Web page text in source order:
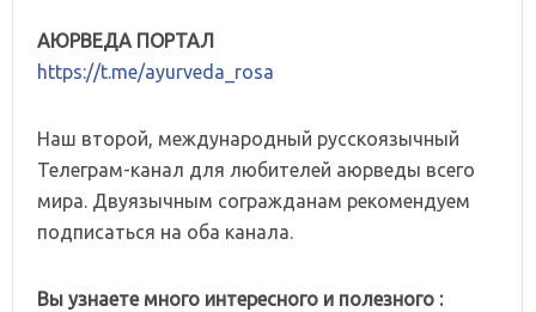
АЮРВЕДА ПОРТАЛ
https://t.me/ayurveda_rosa
Наш второй, международный русскоязычный
Телеграм-канал для любителей аюрведы всего
мира. Двуязычным согражданам рекомендуем
подписаться на оба канала.
Вы узнаете много интересного и полезного :